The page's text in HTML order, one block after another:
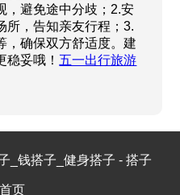
，避免途中分歧；2.安
所，告知亲友行程；3.
，确保双方舒适度。建
妥哦！ 五一出行旅游
_钱搭子_健身搭子 - 搭子
页